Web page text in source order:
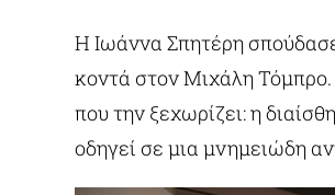
Η Ιωάννα Σπητέρη
κοντά στον Μιχάλη Τόμπρο.
που την ξεχωρίζει: η
οδηγεί σε μια μνημειώδη